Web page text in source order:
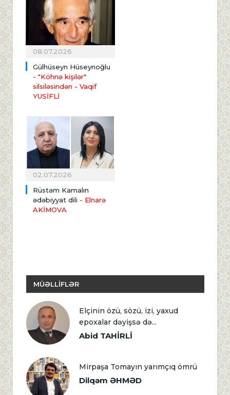
08.07.2026
Gülhüseyn Hüseynoğlu
- "Köhnə kişilər"
silsiləsindən - Vaqif
YUSİFLİ
02.07.2026
Rüstəm Kamalın
ədəbiyyat dili - Elnarə
AKİMOVA
MÜƏLLİFLƏR
Elçinin özü, sözü, izi, yaxud
epoxalar dəyişsə də...
Abid TAHİRLİ
Mirpaşa Tomayın yarımçıq ömrü
Dilqəm ƏHMƏD